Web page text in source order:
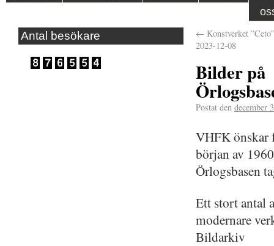
Antal besökare ← Konstverket
2023-12-08
Bilder på
Postat den december
VHFK önskar
början av
Örlogsbasen
Ett stort antal
modernare
Bildarkiv